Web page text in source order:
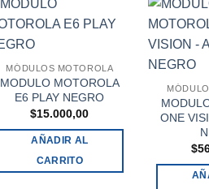
MÓDULOS MOTOROLA
MODULO MOTOROLA
E6 PLAY NEGRO
$15.000,00
AÑADIR AL
CARRITO
ONE
$